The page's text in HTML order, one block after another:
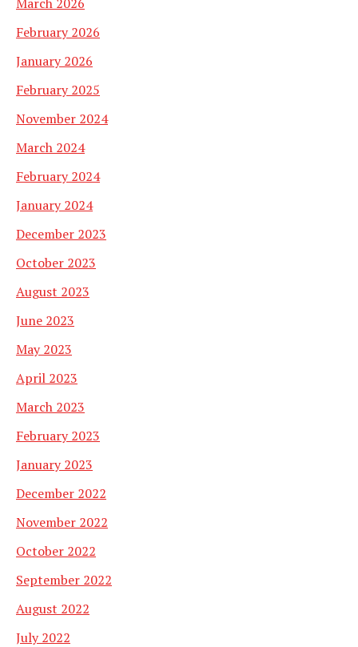
February 2026
January 2026
February 2025
November 2024
March 2024
February 2024
January 2024
December 2023
October 2023
August 2023
June 2023
May 2023
April 2023
March 2023
February 2023
January 2023
December 2022
November 2022
October 2022
September 2022
August 2022
July 2022